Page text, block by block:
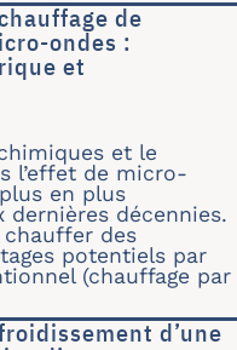
de
ondes :
et
et le
l’effet de micro-
en plus
dernières décennies.
des
potentiels par
(chauffage par
d’une